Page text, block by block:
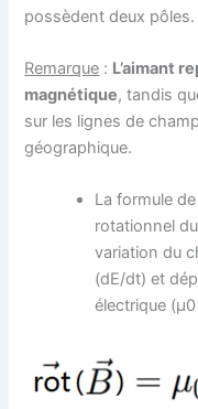
possèdent deux pôles.
Remarque : L’aimant
magnétique, tandis
sur les lignes de
géographique.
La formule de
rotationnel
variation du
(dE/dt) et
électrique